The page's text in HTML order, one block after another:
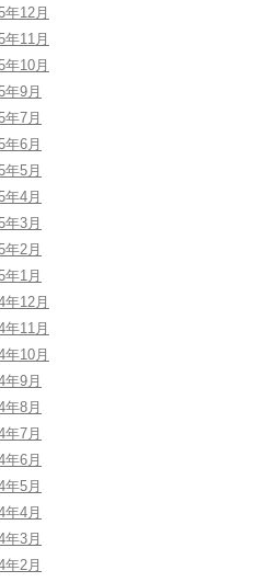
年12月
年11月
年10月
年9月
年7月
年6月
年5月
年4月
年3月
年2月
年1月
年12月
年11月
年10月
年9月
年8月
年7月
年6月
年5月
年4月
年3月
年2月